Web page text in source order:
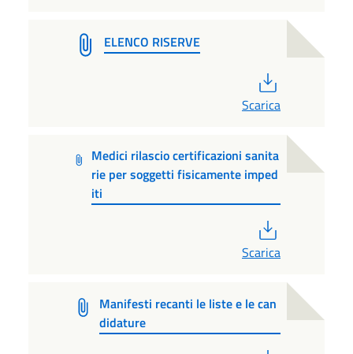
ELENCO RISERVE
Scarica
Medici rilascio certificazioni sanita
rie per soggetti fisicamente imped
iti
Scarica
Manifesti recanti le liste e le can
didature